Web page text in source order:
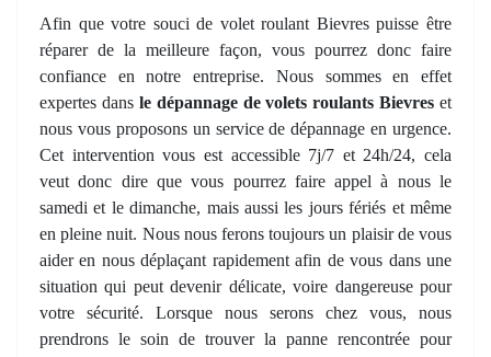
Afin que votre souci de volet roulant Bievres puisse être
réparer de la meilleure façon, vous pourrez donc faire
confiance en notre entreprise. Nous sommes en effet
expertes dans le dépannage de volets roulants Bievres et
nous vous proposons un service de dépannage en urgence.
Cet intervention vous est accessible 7j/7 et 24h/24, cela
veut donc dire que vous pourrez faire appel à nous le
samedi et le dimanche, mais aussi les jours fériés et même
en pleine nuit. Nous nous ferons toujours un plaisir de vous
aider en nous déplaçant rapidement afin de vous dans une
situation qui peut devenir délicate, voire dangereuse pour
votre sécurité. Lorsque nous serons chez vous, nous
prendrons le soin de trouver la panne rencontrée pour